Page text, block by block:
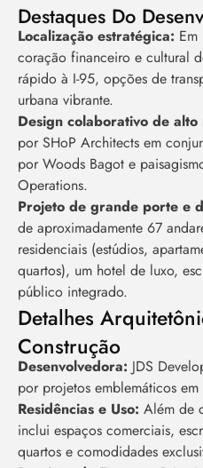
Destaques Do
Localização estratégica:
coração financeiro e cultural
rápido à I-95, opções de
urbana vibrante.
Design colaborativo de alto
por SHoP Architects em
por Woods Bagot e
Operations.
Projeto de grande porte e
de aproximadamente 67
residenciais (estúdios,
quartos), um hotel de luxo,
público integrado.
Detalhes
Construção
Desenvolvedora: JDS
por projetos emblemáticos
Residências e Uso: Além de
inclui espaços comerciais,
quartos e comodidades